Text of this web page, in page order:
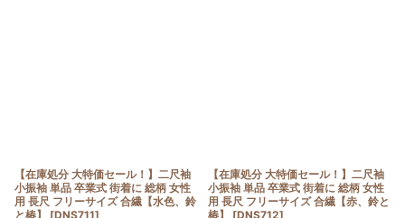
【在庫処分 大特価セール！】二尺袖
小振袖 単品 卒業式 街着に 総柄 女性
用 長尺 フリーサイズ 合繊【水色、鈴
と椿】
[DNS711]
【在庫処分 大特価セール！】二尺袖
小振袖 単品 卒業式 街着に 総柄 女性
用 長尺 フリーサイズ 合繊【赤、鈴と
椿】
[DNS712]